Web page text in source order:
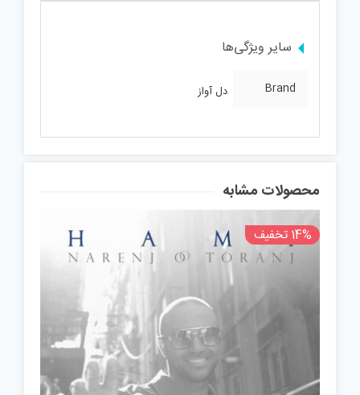
سایر ویژگی‌ها
Brand دل آواز
محصولات مشابه
14% تخفیف